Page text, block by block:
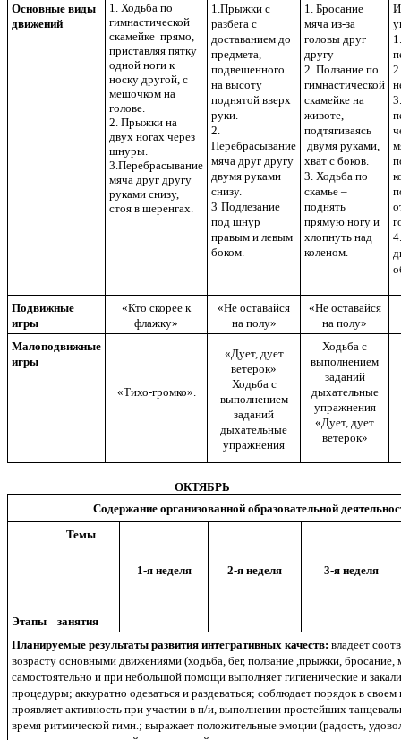
Основные виды
движений
1. Ходьба по
гимнастической
скамейке прямо,
приставляя пятку
одной ноги к
носку другой, с
мешочком на
голове.
2. Прыжки на
двух ногах через
шнуры.
3.Перебрасывание
мяча друг другу
руками снизу,
стоя в шеренгах.
1.Прыжки с
разбега с
доставанием до
предмета,
подвешенного
на высоту
поднятой вверх
руки.
2.
Перебрасывание
мяча друг другу
двумя руками
снизу.
3 Подлезание
под шнур
правым и левым
боком.
1. Бросание
мяча из-за
головы друг
другу
2. Ползание по
гимнастической
скамейке на
животе,
подтягиваясь
двумя руками,
хват с боков.
3. Ходьба по
скамье –
поднять
прямую ногу и
хлопнуть над
коленом.
Подвижные
игры
«Кто скорее к
флажку»
«Не оставайся
на полу»
«Не оставайся
на полу»
Малоподвижные
игры
«Тихо-громко».
«Дует, дует
ветерок»
Ходьба с
выполнением
заданий
дыхательные
упражнения
Ходьба с
выполнением
заданий
дыхательные
упражнения
«Дует, дует
ветерок»
ОКТЯБРЬ
Содержание организованной образовательной
Темы
Этапы занятия
1-я неделя 2-я неделя 3-я неделя
Планируемые результаты развития интегративных качеств: владеет
возрасту основными движениями (ходьба, бег, ползание ,прыжки, бросание,
самостоятельно и при небольшой помощи выполняет гигиенические и
процедуры; аккуратно одеваться и раздеваться; соблюдает порядок в
проявляет активность при участии в п/и, выполнении простейших
время ритмической гимн.; выражает положительные эмоции (радость,